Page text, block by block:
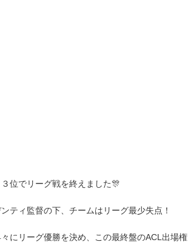
位でリーグ戦を終えました🎊
ティ監督の下、チームはリーグ最少失点！
にリーグ優勝を決め、この最終盤のACL出場権